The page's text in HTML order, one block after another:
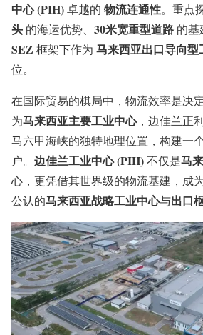
中心 (PIH)卓越的 物流连通性。重点
头 的海运优势、 30米宽重型道路 的基
SEZ 框架下作为 马来西亚出口导向型
位。
在国际贸易的棋局中，物流效率是决
为马来西亚主要工业中心，边佳兰正
马六甲海峡的独特地理位置，构建一
户。 边佳兰工业中心 (PIH)不仅是马
心，更凭借其世界级的物流基建，成
公认的马来西亚战略工业中心与出口